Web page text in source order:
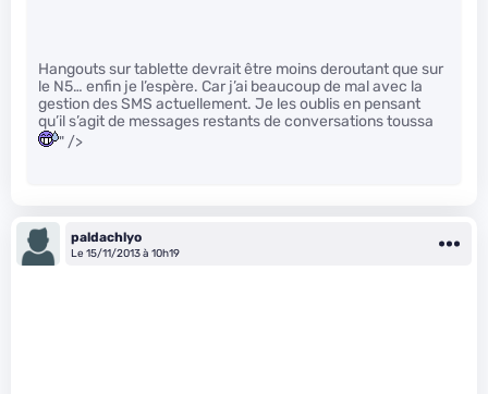
Hangouts sur tablette devrait être moins deroutant que sur
le N5… enfin je l’espère. Car j’ai beaucoup de mal avec la
gestion des SMS actuellement. Je les oublis en pensant
qu’il s’agit de messages restants de conversations toussa
" />
paldachlyo
Le 15/11/2013 à 10h19